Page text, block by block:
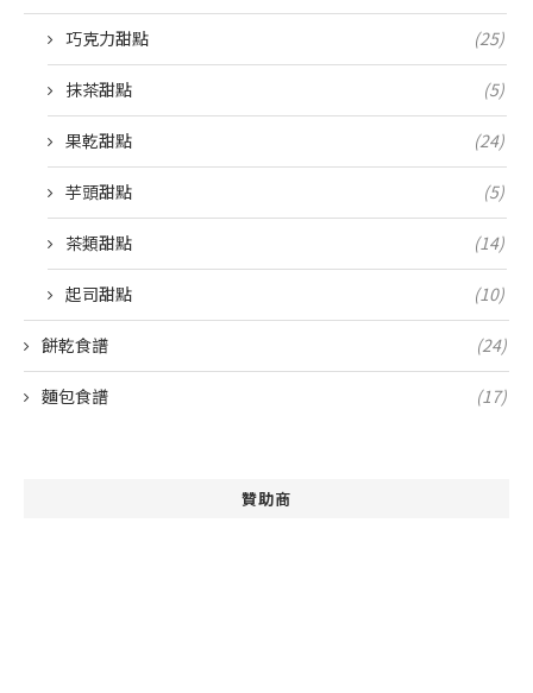
巧克力甜點 (25)
抹茶甜點 (5)
果乾甜點 (24)
芋頭甜點 (5)
茶類甜點 (14)
起司甜點 (10)
餅乾食譜 (24)
麵包食譜 (17)
贊助商